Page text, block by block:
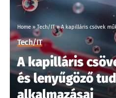
Home »Tech/IT»A kapilláris csövek
Tech/IT
A kapilláris
és lenyűgöző
alkalmazásai